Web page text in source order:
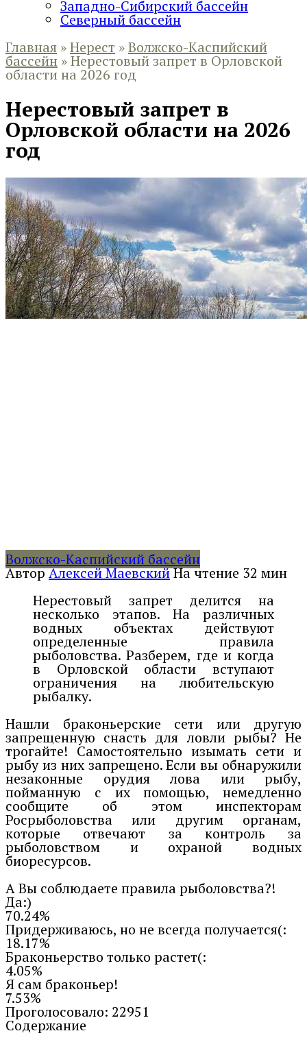
Западно-Сибирский бассейн
Северный бассейн
Главная »Нерест »Волжско-Каспийский
бассейн »Нерестовый запрет в Орловской
области на 2026 год
Нерестовый запрет в
Орловской области на 2026
год
Волжско-Каспийский бассейн
АвторАлексей МаевскийНа чтение 32 мин
Нерестовый запрет делится на
несколько этапов. На различных
водных объектах действуют
определенные правила
рыболовства. Разберем, где и когда
в Орловской области вступают
ограничения на любительскую
рыбалку.
Нашли браконьерские сети или другую
запрещенную снасть для ловли рыбы? Не
трогайте! Самостоятельно изымать сети и
рыбу из них запрещено. Если вы обнаружили
незаконные орудия лова или рыбу,
пойманную с их помощью, немедленно
сообщите об этом инспекторам
Росрыболовства или другим органам,
которые отвечают за контроль за
рыболовством и охраной водных
биоресурсов.
А Вы соблюдаете правила рыболовства?!
Да:)
70.24%
Придерживаюсь, но не всегда получается(:
18.17%
Браконьерство только растет(:
4.05%
Я сам браконьер!
7.53%
Проголосовало: 22951
Содержание